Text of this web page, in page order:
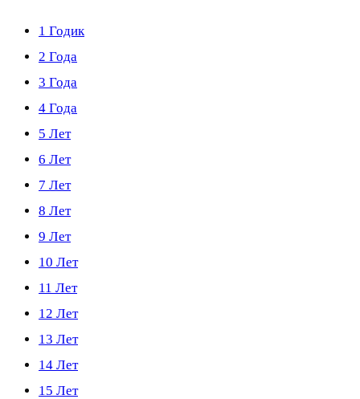
1 Годик
2 Года
3 Года
4 Года
5 Лет
6 Лет
7 Лет
8 Лет
9 Лет
10 Лет
11 Лет
12 Лет
13 Лет
14 Лет
15 Лет